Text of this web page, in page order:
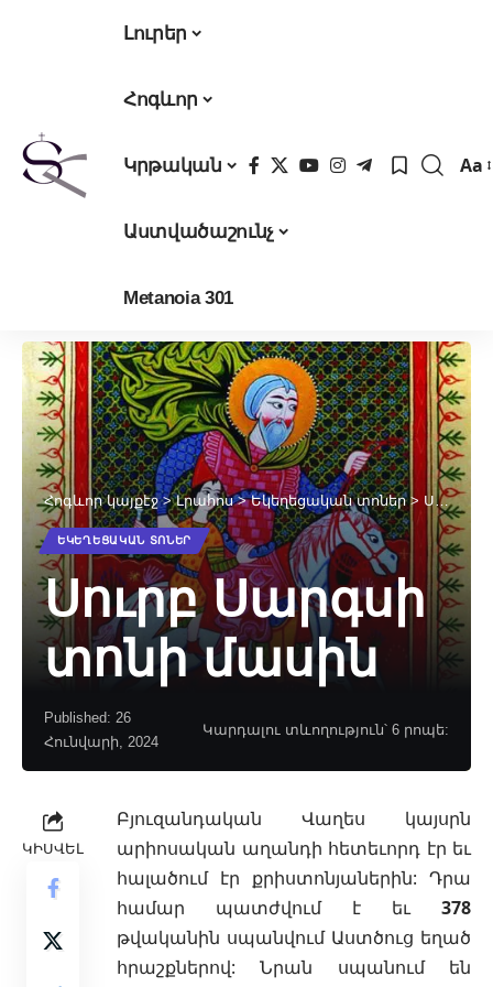
Լուրեր
Հոգևոր
Կրթական
Աստվածաշունչ
Metanoia 301
Aa
Հոգևոր կայքէջ>Լրահոս>Եկեղեցական տոներ> Սուրբ Սարգսի տոնի մասին
ԵԿԵՂԵՑԱԿԱՆ ՏՈՆԵՐ
Սուրբ Սարգսի
տոնի մասին
Published: 26
Հունվարի, 2024
Կարդալու տևողություն՝ 6 րոպե:
ԿԻՍՎԵԼ
Բյուզանդական Վաղես կայսրն
արիոսական աղանդի հետեւորդ էր եւ
հալածում էր քրիստոնյաներին: Դրա
համար պատժվում է եւ 378
թվականին սպանվում Աստծուց եղած
հրաշքներով: Նրան սպանում են